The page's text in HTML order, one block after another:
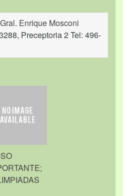
Enrique Mosconi
Preceptoria 2 Tel: 496-